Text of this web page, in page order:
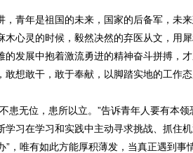
年是祖国的未来，国家的后备军，未
心灵的时候，毅然决然的弃医从文，用
发展中抱着激流勇进的精神奋斗拼搏，
想敢干，敢于奉献，以脚踏实地的工作态
无位，患所以立。”告诉青年人要有本
学习在学习和实践中主动寻求挑战、抓住
”，唯有如此方能厚积薄发，当真正遇到